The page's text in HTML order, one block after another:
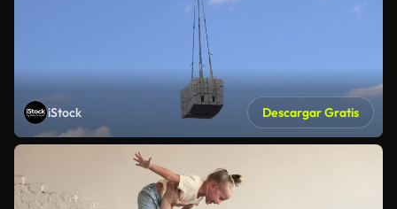
iStock Descargar Gratis